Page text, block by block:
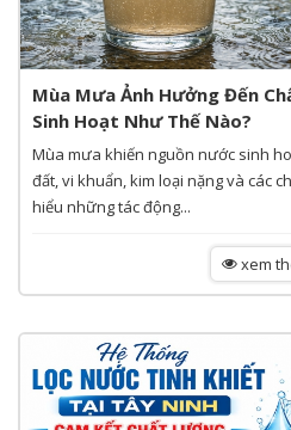
Mùa Mưa Ảnh Hưởng Đến
Sinh Hoạt Như Thế Nào?
Mùa mưa khiến nguồn nước sinh
đất, vi khuẩn, kim loại nặng và các
hiểu những tác động...
xem